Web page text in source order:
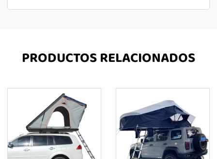
PRODUCTOS RELACIONADOS